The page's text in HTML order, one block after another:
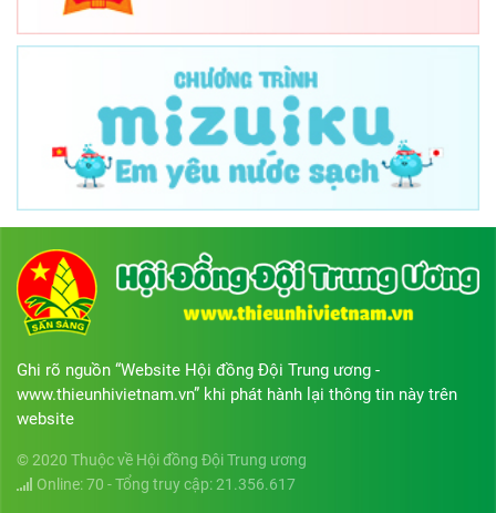
Ghi rõ nguồn “Website Hội đồng Đội Trung ương -
www.thieunhivietnam.vn” khi phát hành lại thông tin này trên
website
© 2020 Thuộc về Hội đồng Đội Trung ương
Online: 70 - Tổng truy cập: 21.356.617